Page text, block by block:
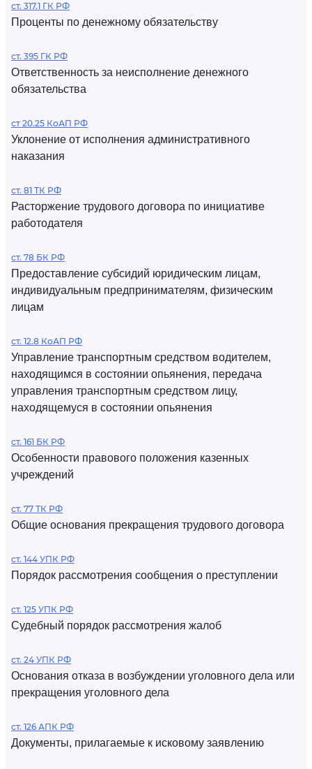
ст. 317.1 ГК РФ
Проценты по денежному обязательству
ст. 395 ГК РФ
Ответственность за неисполнение денежного
обязательства
ст 20.25 КоАП РФ
Уклонение от исполнения административного
наказания
ст. 81 ТК РФ
Расторжение трудового договора по инициативе
работодателя
ст. 78 БК РФ
Предоставление субсидий юридическим лицам,
индивидуальным предпринимателям, физическим
лицам
ст. 12.8 КоАП РФ
Управление транспортным средством водителем,
находящимся в состоянии опьянения, передача
управления транспортным средством лицу,
находящемуся в состоянии опьянения
ст. 161 БК РФ
Особенности правового положения казенных
учреждений
ст. 77 ТК РФ
Общие основания прекращения трудового договора
ст. 144 УПК РФ
Порядок рассмотрения сообщения о преступлении
ст. 125 УПК РФ
Судебный порядок рассмотрения жалоб
ст. 24 УПК РФ
Основания отказа в возбуждении уголовного дела или
прекращения уголовного дела
ст. 126 АПК РФ
Документы, прилагаемые к исковому заявлению